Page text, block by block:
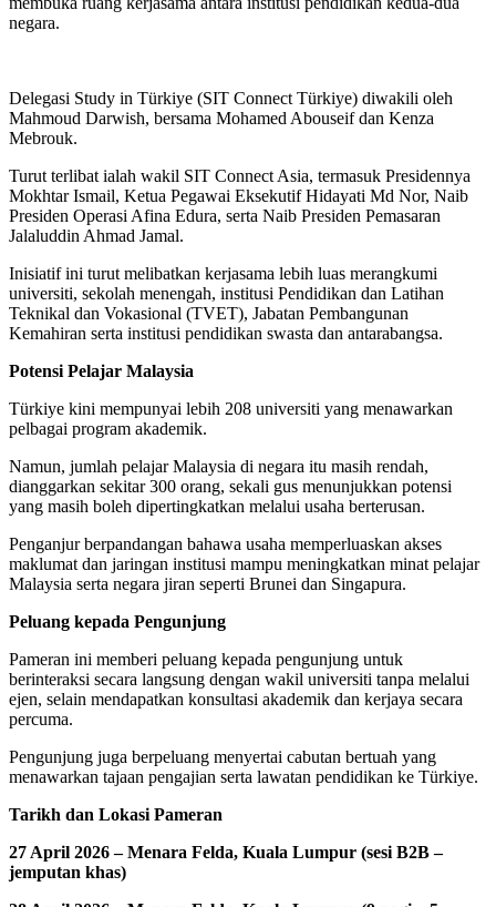
negara.
Delegasi Study in Türkiye (SIT Connect Türkiye) diwakili oleh
Mahmoud Darwish, bersama Mohamed Abouseif dan Kenza
Mebrouk.
Turut terlibat ialah wakil SIT Connect Asia, termasuk Presidennya
Mokhtar Ismail, Ketua Pegawai Eksekutif Hidayati Md Nor, Naib
Presiden Operasi Afina Edura, serta Naib Presiden Pemasaran
Jalaluddin Ahmad Jamal.
Inisiatif ini turut melibatkan kerjasama lebih luas merangkumi
universiti, sekolah menengah, institusi Pendidikan dan Latihan
Teknikal dan Vokasional (TVET), Jabatan Pembangunan
Kemahiran serta institusi pendidikan swasta dan antarabangsa.
Potensi Pelajar Malaysia
Türkiye kini mempunyai lebih 208 universiti yang menawarkan
pelbagai program akademik.
Namun, jumlah pelajar Malaysia di negara itu masih rendah,
dianggarkan sekitar 300 orang, sekali gus menunjukkan potensi
yang masih boleh dipertingkatkan melalui usaha berterusan.
Penganjur berpandangan bahawa usaha memperluaskan akses
maklumat dan jaringan institusi mampu meningkatkan minat pelajar
Malaysia serta negara jiran seperti Brunei dan Singapura.
Peluang kepada Pengunjung
Pameran ini memberi peluang kepada pengunjung untuk
berinteraksi secara langsung dengan wakil universiti tanpa melalui
ejen, selain mendapatkan konsultasi akademik dan kerjaya secara
percuma.
Pengunjung juga berpeluang menyertai cabutan bertuah yang
menawarkan tajaan pengajian serta lawatan pendidikan ke Türkiye.
Tarikh dan Lokasi Pameran
27 April 2026 – Menara Felda, Kuala Lumpur (sesi B2B –
jemputan khas)